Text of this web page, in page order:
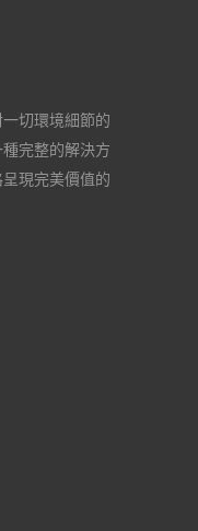
切環境細節的
完整的解決方
現完美價值的